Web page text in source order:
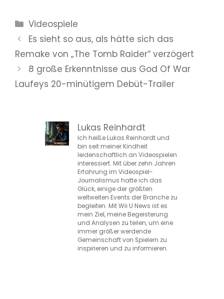
Kategorien
Videospiele
Es sieht so aus, als hätte sich das
Remake von „The Tomb Raider“ verzögert
8 große Erkenntnisse aus God Of War
Laufeys 20-minütigem Debüt-Trailer
Lukas Reinhardt
Ich heiße Lukas Reinhardt und
bin seit meiner Kindheit
leidenschaftlich an Videospielen
interessiert. Mit über zehn Jahren
Erfahrung im Videospiel-
Journalismus hatte ich das
Glück, einige der größten
weltweiten Events der Branche zu
begleiten. Mit Wii U News ist es
mein Ziel, meine Begeisterung
und Analysen zu teilen, um eine
immer größer werdende
Gemeinschaft von Spielern zu
inspirieren und zu informieren.